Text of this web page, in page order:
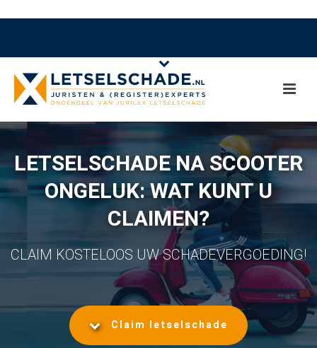
LETSELSCHADE NA SCOOTER
ONGELUK: WAT KUNT U
CLAIMEN?
CLAIM KOSTELOOS UW SCHADEVERGOEDING!
Claim letselschade